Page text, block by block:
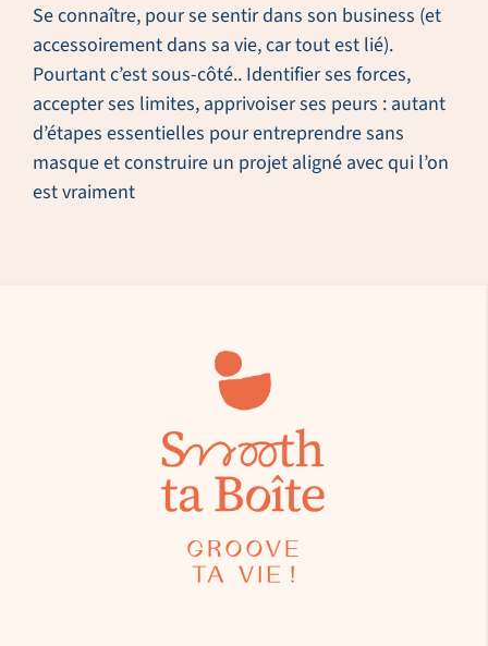
Se connaître, pour se sentir dans son business (et
accessoirement dans sa vie, car tout est lié).
Pourtant c’est sous-côté.. Identifier ses forces,
accepter ses limites, apprivoiser ses peurs : autant
d’étapes essentielles pour entreprendre sans
masque et construire un projet aligné avec qui l’on
est vraiment